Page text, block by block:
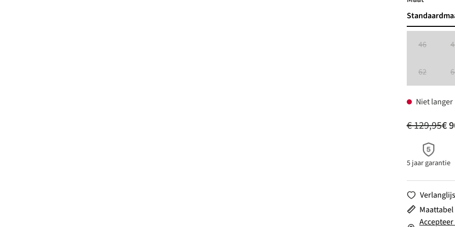
46
62
Niet
€
€ 129,95
5 jaar garantie
Maattabel